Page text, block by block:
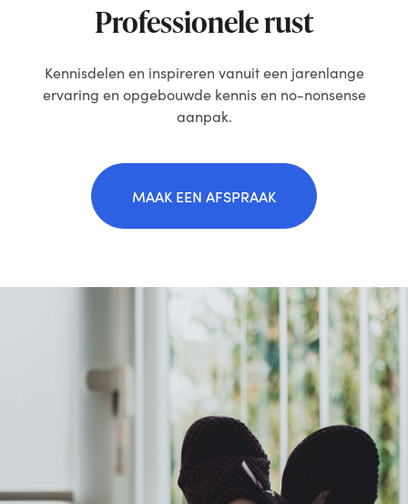
Professionele rust
Kennisdelen en inspireren vanuit een jarenlange
ervaring en opgebouwde kennis en no-nonsense
aanpak.
MAAK EEN AFSPRAAK